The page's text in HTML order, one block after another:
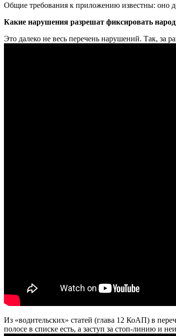
Общие требования к приложению известны: оно
Какие нарушения разрешат фиксировать
Это далеко не весь перечень нарушений. Так, за
Из «водительских» статей (глава 12 КоАП) в
полосе в списке есть, а заступ за стоп-линию и